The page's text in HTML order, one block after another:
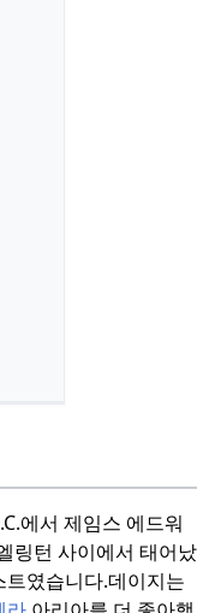
에서 제임스 에드워
링턴 사이에서 태어났
트였습니다.데이지는